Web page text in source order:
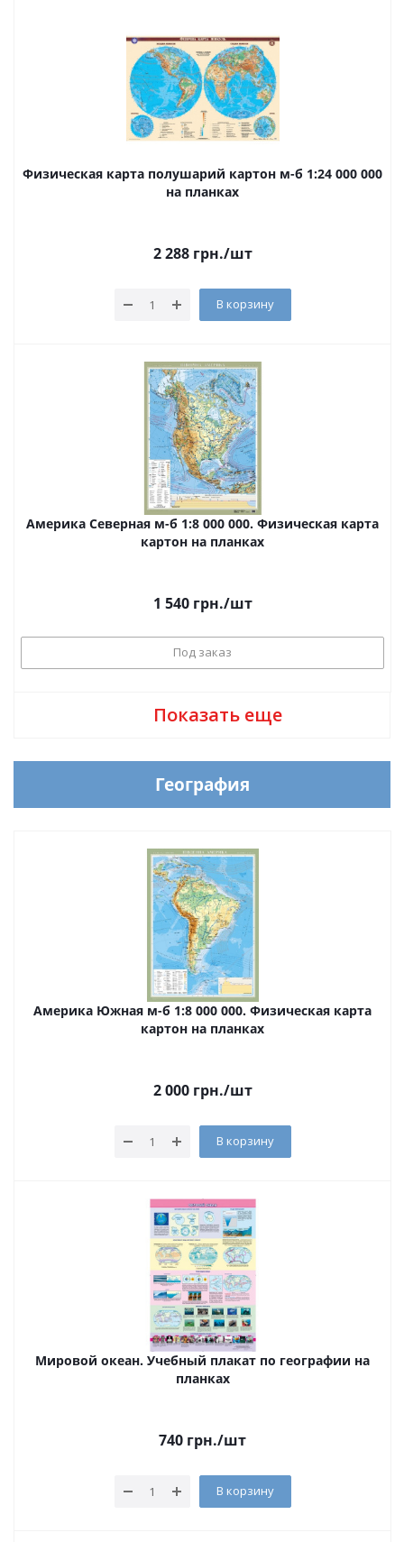
Физическая карта полушарий картон м-б 1:24 000 000
на планках
2 288грн./шт
В корзину
Америка Северная м-б 1:8 000 000. Физическая карта
картон на планках
1 540грн./шт
Под заказ
Показать еще
География
Америка Южная м-б 1:8 000 000. Физическая карта
картон на планках
2 000грн./шт
В корзину
Мировой океан. Учебный плакат по географии на
планках
740 грн./шт
В корзину